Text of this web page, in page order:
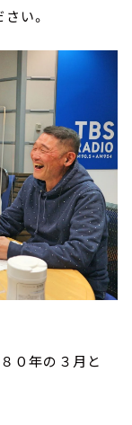
い。
０年の３月と